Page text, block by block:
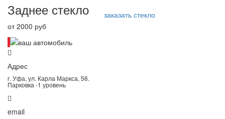
Заднее стекло
от 2000 руб
заказать стекло
Адрес
г. Уфа, ул. Карла Маркса, 56.
Парковка -1 уровень
email